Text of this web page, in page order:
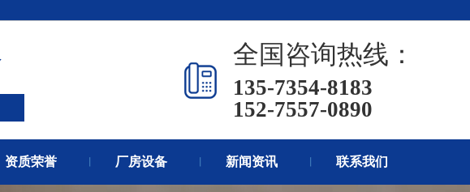
联系方式 在线留言
全国咨询热线：
135-7354-8183
152-7557-0890
资质荣誉 厂房设备 新闻资讯 联系我们